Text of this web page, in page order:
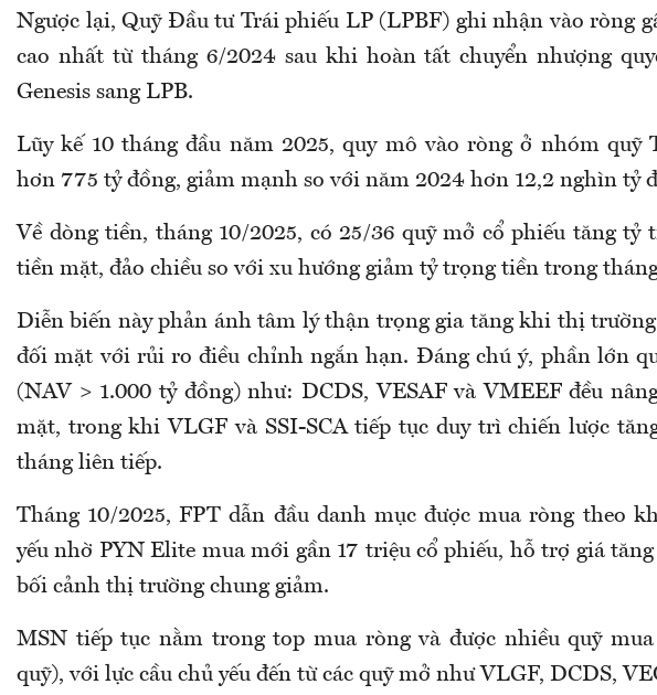
Ngược lại, Quỹ Đầu tư Trái phiếu LP (LPBF) ghi nhận vào ròng
cao nhất từ tháng 6/2024 sau khi hoàn tất chuyển nhượng
Genesis sang LPB.
Lũy kế 10 tháng đầu năm 2025, quy mô vào ròng ở nhóm quỹ
hơn 775 tỷ đồng, giảm mạnh so với năm 2024 hơn 12,2 nghìn tỷ
Về dòng tiền, tháng 10/2025, có 25/36 quỹ mở cổ phiếu tăng tỷ
tiền mặt, đảo chiều so với xu hướng giảm tỷ trọng tiền trong
Diễn biến này phản ánh tâm lý thận trọng gia tăng khi thị
đối mặt với rủi ro điều chỉnh ngắn hạn. Đáng chú ý, phần lớn
(NAV > 1.000 tỷ đồng) như: DCDS, VESAF và VMEEF đều
mặt, trong khi VLGF và SSI-SCA tiếp tục duy trì chiến lược
tháng liên tiếp.
Tháng 10/2025, FPT dẫn đầu danh mục được mua ròng theo
yếu nhờ PYN Elite mua mới gần 17 triệu cổ phiếu, hỗ trợ giá
bối cảnh thị trường chung giảm.
MSN tiếp tục nằm trong top mua ròng và được nhiều quỹ
quỹ), với lực cầu chủ yếu đến từ các quỹ mở như VLGF, DCDS,